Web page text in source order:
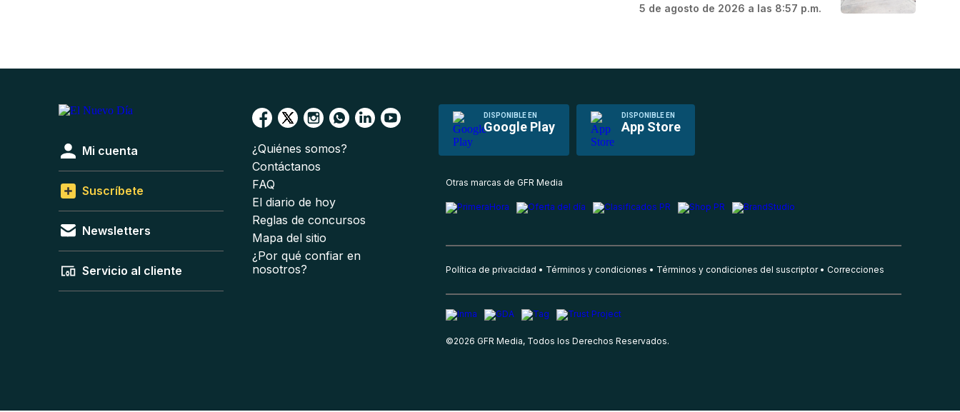
5 de agosto de 2026 a las 8:57 p.m.
DISPONIBLE EN
Google Play
DISPONIBLE EN
App Store
Mi cuenta
Suscríbete
Newsletters
Servicio al cliente
¿Quiénes somos?
Contáctanos
FAQ
El diario de hoy
Reglas de concursos
Mapa del sitio
¿Por qué confiar en
nosotros?
Otras marcas de GFR Media
Política de privacidad Términos y condiciones Términos y condiciones del suscriptor Correcciones
©2026 GFR Media, Todos los Derechos Reservados.